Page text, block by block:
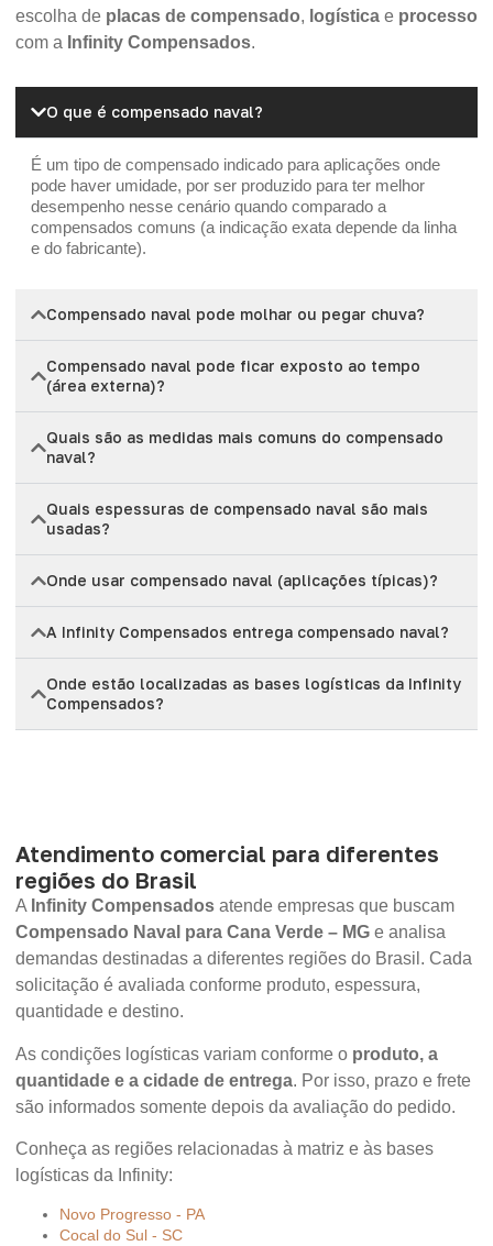
escolha de placas de compensado, logística e processo
com a Infinity Compensados.
O que é compensado naval?
É um tipo de compensado indicado para aplicações onde
pode haver umidade, por ser produzido para ter melhor
desempenho nesse cenário quando comparado a
compensados comuns (a indicação exata depende da linha
e do fabricante).
Compensado naval pode molhar ou pegar chuva?
Compensado naval pode ficar exposto ao tempo
(área externa)?
Quais são as medidas mais comuns do compensado
naval?
Quais espessuras de compensado naval são mais
usadas?
Onde usar compensado naval (aplicações típicas)?
A Infinity Compensados entrega compensado naval?
Onde estão localizadas as bases logísticas da Infinity
Compensados?
Atendimento comercial para diferentes
regiões do Brasil
A Infinity Compensados atende empresas que buscam
Compensado Naval para Cana Verde – MG e analisa
demandas destinadas a diferentes regiões do Brasil. Cada
solicitação é avaliada conforme produto, espessura,
quantidade e destino.
As condições logísticas variam conforme o produto, a
quantidade e a cidade de entrega. Por isso, prazo e frete
são informados somente depois da avaliação do pedido.
Conheça as regiões relacionadas à matriz e às bases
logísticas da Infinity:
Novo Progresso - PA
Cocal do Sul - SC